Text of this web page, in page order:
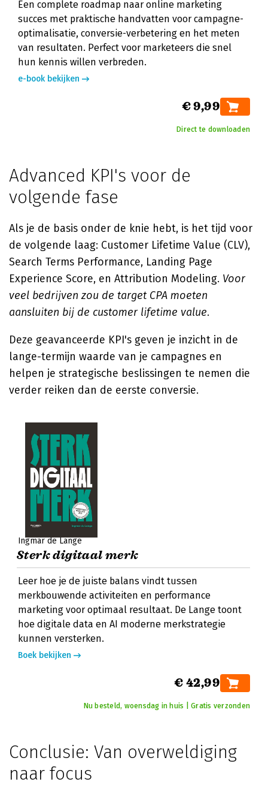
Een complete roadmap naar online marketing
succes met praktische handvatten voor campagne-
optimalisatie, conversie-verbetering en het meten
van resultaten. Perfect voor marketeers die snel
hun kennis willen verbreden.
e-book bekijken
€ 9,99
Direct te downloaden
Advanced KPI's voor de
volgende fase
Als je de basis onder de knie hebt, is het tijd voor
de volgende laag: Customer Lifetime Value (CLV),
Search Terms Performance, Landing Page
Experience Score, en Attribution Modeling. Voor
veel bedrijven zou de target CPA moeten
aansluiten bij de customer lifetime value.
Deze geavanceerde KPI's geven je inzicht in de
lange-termijn waarde van je campagnes en
helpen je strategische beslissingen te nemen die
verder reiken dan de eerste conversie.
Ingmar de Lange
Sterk digitaal merk
Leer hoe je de juiste balans vindt tussen
merkbouwende activiteiten en performance
marketing voor optimaal resultaat. De Lange toont
hoe digitale data en AI moderne merkstrategie
kunnen versterken.
Boek bekijken
€ 42,99
Nu besteld, woensdag in huis | Gratis verzonden
Conclusie: Van overweldiging
naar focus